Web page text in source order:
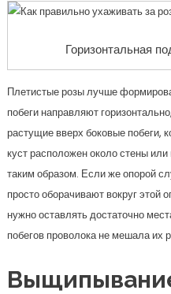
Горизонтальная
Плетистые розы лучше
побеги направляют
растущие вверх боковые побеги,
куст расположен около стены
таким образом. Если же опорой
просто оборачивают вокруг этой
нужно оставлять достаточно
побегов проволока не мешала их